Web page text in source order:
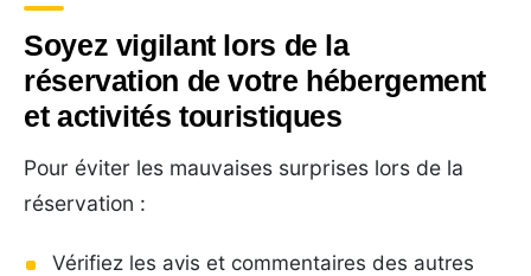
Soyez vigilant lors de la
réservation de votre hébergement
et activités touristiques
Pour éviter les mauvaises surprises lors de la
réservation :
Vérifiez les avis et commentaires des autres